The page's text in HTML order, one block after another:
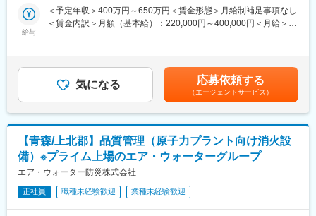
OJTや社内研修により、食品安全や資材調達に関する知識を着実
に習得できます。
のマネジメントも目指せます。
■企業の特徴/魅力
1948年創業、全国的に高いシェアと信頼を誇り、安心・安全な食
品づくりに取り組む企業です。
変更の範囲：会社の定める業務
際にエンドユーザーへ提案をする工務店等に向け当社の製品の強
みや魅力となるポイントを知ってもらえるよう勉強会などの取り
・リモートワーク、フレックス制度が利用可能です。
・客先からの直行直帰も可能。
て以下に記載しております。是非こちらもご覧ください。
https://www.lixil.co.jp/corporate/recruit/life/
■組織概要：
当社のHousing事業では、50年以上にわたり培ってきた技術と品
質を礎に、アルミと樹脂のハイブリッド構造により高い断熱性能
を誇る高性能窓や、建物全体を断熱材で包み込み、気密性の高い
給与
＜予定年収＞400万円～650万円＜賃金形態＞月給制補足事項なし
＜賃金内訳＞月額（基本給）：220,000円～400,000円＜月給＞
あり、選考を通じて上下する可能性があります。月給(月額)は固定
手当を含めた表記です。
気になる 応募依頼する
（エージェントサービス）
【青森/上北郡】品質管理（原子力プラント向け消火設
備）※プライム上場のエア・ウォーターグループ
エア・ウォーター防災株式会社
正社員 職種未経験歓迎 業種未経験歓迎